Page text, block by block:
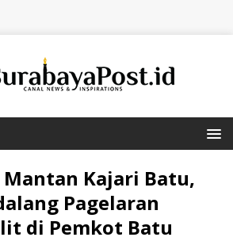
Kajari Batu,
Pagelaran
di Pemkot Batu